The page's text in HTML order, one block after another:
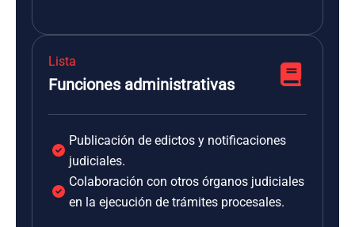
Lista
Funciones administrativas
Publicación de edictos y notificaciones
judiciales.
Colaboración con otros órganos judiciales
en la ejecución de trámites procesales.